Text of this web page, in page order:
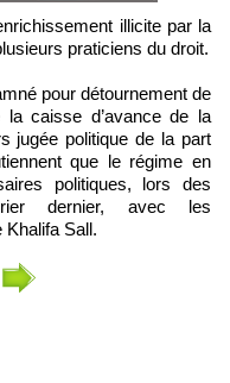
praticiens du droit.
pour détournement de
caisse d’avance de la
jugée politique de la part
que le régime en
politiques, lors des
dernier, avec les
Khalifa Sall.